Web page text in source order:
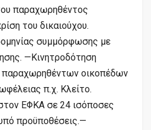
παραχωρηθέντος
του δικαιούχου.
συμμόρφωσης με
—Κινητροδότηση
παραχωρηθέντων οικοπέδων
π.χ. Κλείτο.
ΕΦΚΑ σε 24 ισόποσες
προϋποθέσεις.—